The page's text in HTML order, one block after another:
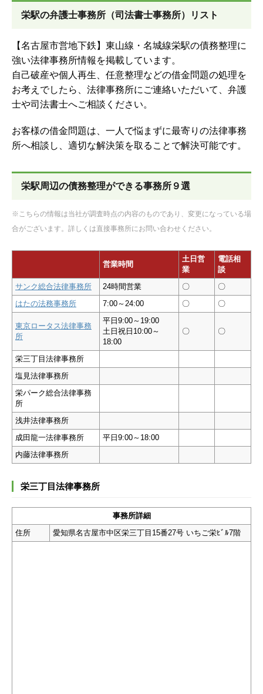
栄駅の弁護士事務所（司法書士事務所）リスト
【名古屋市営地下鉄】東山線・名城線栄駅の債務整理に
強い法律事務所情報を掲載しています。
自己破産や個人再生、任意整理などの借金問題の処理を
お考えでしたら、法律事務所にご連絡いただいて、弁護
士や司法書士へご相談ください。
お客様の借金問題は、一人で悩まずに最寄りの法律事務
所へ相談し、適切な解決策を取ることで解決可能です。
栄駅周辺の債務整理ができる事務所９選
※こちらの情報は当社が調査時点の内容のものであり、変更になっている場
合がございます。詳しくは直接事務所にお問い合わせください。
営業時間
土日営
業
電話相
談
サンク総合法律事務所
24時間営業 〇
〇
はたの法務事務所
7:00～24:00 〇 〇
東京ロータス法律事務
所
平日9:00～19:00
土日祝日10:00～
18:00
〇 〇
栄三丁目法律事務所
塩見法律事務所
栄パーク総合法律事務
所
浅井法律事務所
成田龍一法律事務所
平日9:00～18:00
内藤法律事務所
栄三丁目法律事務所
事務所詳細
住所
愛知県名古屋市中区栄三丁目15番27号 いちご栄ﾋﾞﾙ7階